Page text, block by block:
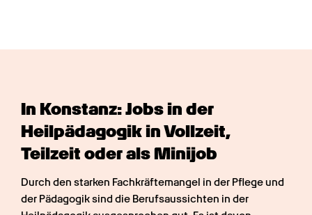
In Konstanz: Jobs in der
Heilpädagogik in Vollzeit,
Teilzeit oder als Minijob
Durch den starken Fachkräftemangel in der Pflege und
der Pädagogik sind die Berufsaussichten in der